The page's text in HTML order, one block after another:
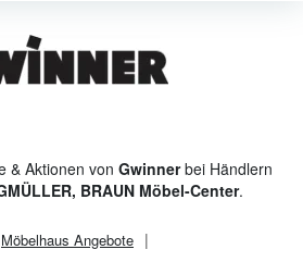
& Aktionen von Gwinnerbei Händlern
BRAUN Möbel-Center.
Möbelhaus Angebote